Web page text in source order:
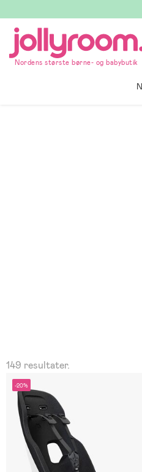
till
innehållet
Nordens største børne- og babybutik
149 resultater.
-20%